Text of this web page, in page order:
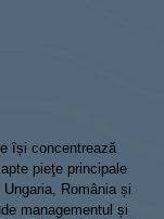
își concentrează
pieţe principale
România și
managementul și